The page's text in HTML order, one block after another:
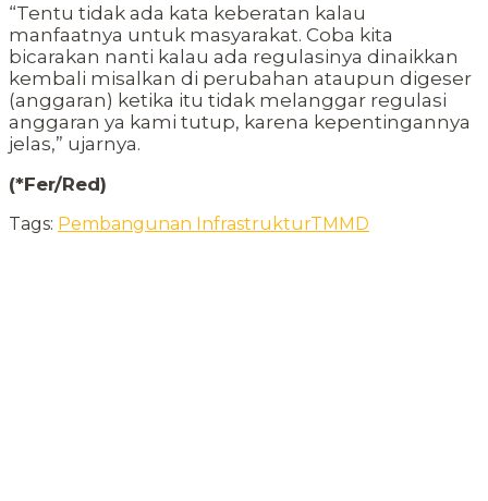
“Tentu tidak ada kata keberatan kalau
manfaatnya untuk masyarakat. Coba kita
bicarakan nanti kalau ada regulasinya dinaikkan
kembali misalkan di perubahan ataupun digeser
(anggaran) ketika itu tidak melanggar regulasi
anggaran ya kami tutup, karena kepentingannya
jelas,” ujarnya.
(*Fer/Red)
Tags: Pembangunan InfrastrukturTMMD